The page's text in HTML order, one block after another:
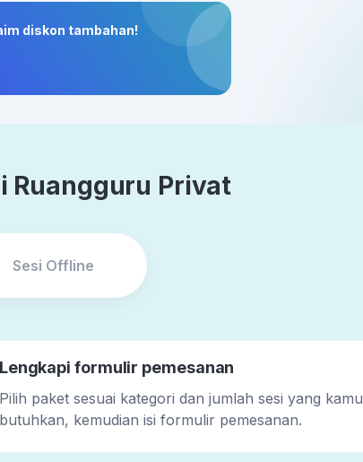
diskon tambahan!
Ruangguru Privat
Sesi Offline
Lengkapi formulir pemesanan
Pilih paket sesuai kategori dan jumlah sesi yang kamu
butuhkan, kemudian isi formulir pemesanan.